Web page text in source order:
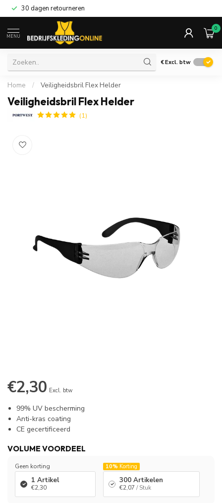
30 dagen retourneren
MENU
0
€Excl. btw
Home / Veiligheidsbril Flex Helder
Veiligheidsbril Flex Helder
(1)
€2,30 Excl. btw
99% UV bescherming
Anti-kras coating
CE gecertificeerd
VOLUME VOORDEEL
Geen korting
1 Artikel
€2,30
10% Korting
300 Artikelen
€2,07 / Stuk